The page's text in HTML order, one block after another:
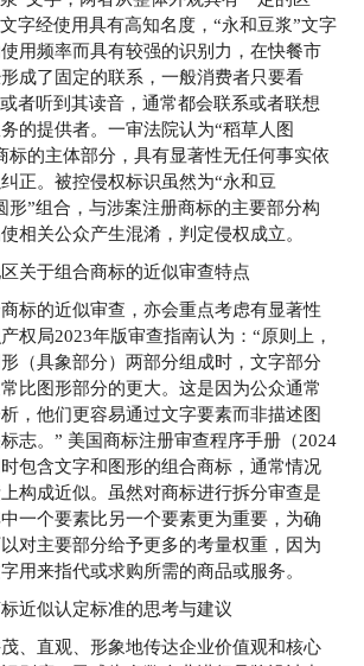
字经使用具有高知名度，“永和豆浆”文字
用频率而具有较强的识别力，在快餐市
成了固定的联系，一般消费者只要看
者听到其读音，通常都会联系或者联想
的提供者。一审法院认为“稻草人图
标的主体部分，具有显著性无任何事实依
正。被控侵权标识虽然为“永和豆
形”组合，与涉案注册商标的主要部分构
相关公众产生混淆，判定侵权成立。
区关于组合商标的近似审查特点
标的近似审查，亦会重点考虑有显著性
权局2023年版审查指南认为：“原则上，
（具象部分）两部分组成时，文字部分
比图形部分的更大。这是因为公众通常
，他们更容易通过文字要素而非描述图
志。” 美国商标注册审查程序手册（2024
包含文字和图形的组合商标，通常情况
构成近似。虽然对商标进行拆分审查是
一个要素比另一个要素更为重要，为确
对主要部分给予更多的考量权重，因为
用来指代或求购所需的商品或服务。
标近似认定标准的思考与建议
、直观、形象地传达企业价值观和核心